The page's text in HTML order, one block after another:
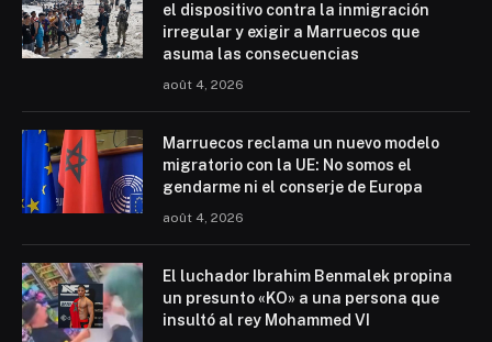
el dispositivo contra la inmigración
irregular y exigir a Marruecos que
asuma las consecuencias
août 4, 2026
Marruecos reclama un nuevo modelo
migratorio con la UE: No somos el
gendarme ni el conserje de Europa
août 4, 2026
El luchador Ibrahim Benmalek propina
un presunto «KO» a una persona que
insultó al rey Mohammed VI